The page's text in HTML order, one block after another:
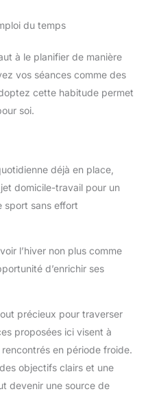
du temps
à le planifier de manière
vos séances comme des
cette habitude permet
soi.
déjà en place,
domicile-travail pour un
sport sans effort
l’hiver non plus comme
d’enrichir ses
précieux pour traverser
proposées ici visent à
en période froide.
objectifs clairs et une
devenir une source de